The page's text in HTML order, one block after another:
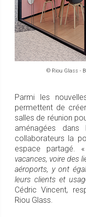
© Riou Glass -
Parmi les
permettent de
salles de réunion
aménagées
collaborateurs la
espace partagé. «
vacances, voire des
aéroports, y ont
leurs clients et
Cédric Vincent,
Riou Glass.